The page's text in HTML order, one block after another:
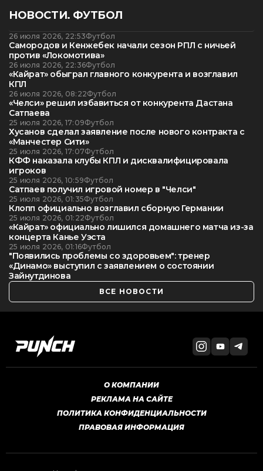
НОВОСТИ. ФУТБОЛ
26 июля 2026, 22:53Футбол
Самородов и Кенжебек начали сезон РПЛ с ничьей
против «Локомотива»
26 июля 2026, 22:36Футбол
«Кайрат» обыграл главного конкурента и возглавил
КПЛ
26 июля 2026, 08:22Футбол
«Челси» решил избавиться от конкурента Дастана
Сатпаева
25 июля 2026, 17:09Футбол
Хусанов сделал заявление после нового контракта с
«Манчестер Сити»
25 июля 2026, 17:07Футбол
КФФ наказала клубы КПЛ и дисквалифицировала
игроков
25 июля 2026, 10:59Футбол
Сатпаев получил игровой номер в "Челси"
25 июля 2026, 01:35Футбол
Клопп официально возглавил сборную Германии
25 июля 2026, 01:22Футбол
«Кайрат» официально лишился домашнего матча из-за
концерта Канье Уэста
25 июля 2026, 01:16Футбол
"Появились проблемы со здоровьем": тренер
«Динамо» выступил с заявлением о состоянии
Зайнутдинова
ВСЕ НОВОСТИ
О КОМПАНИИ
РЕКЛАМА НА САЙТЕ
ПОЛИТИКА КОНФИДЕНЦИАЛЬНОСТИ
ПРАВОВАЯ ИНФОРМАЦИЯ